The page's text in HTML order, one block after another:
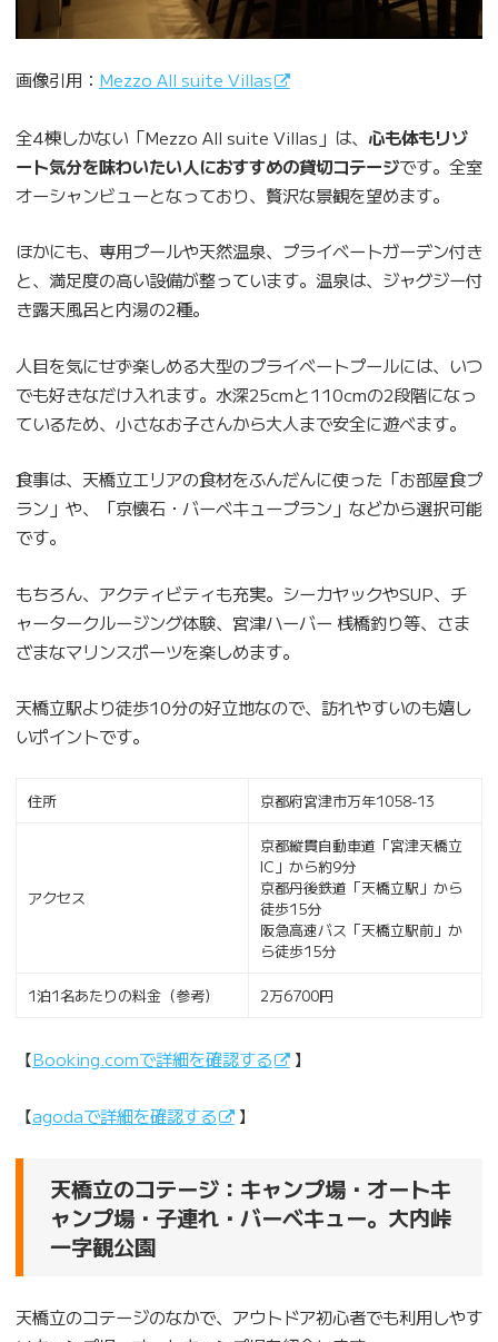
画像引用： Mezzo All suite Villas
全4棟しかない「Mezzo All suite Villas」は、 心も体もリゾ
ート気分を味わいたい人におすすめの貸切コテージです。全室
オーシャンビューとなっており、贅沢な景観を望めます。
ほかにも、専用プールや天然温泉、プライベートガーデン付き
と、満足度の高い設備が整っています。温泉は、ジャグジー付
き露天風呂と内湯の2種。
人目を気にせず楽しめる大型のプライベートプールには、いつ
でも好きなだけ入れます。水深25cmと110cmの2段階になっ
ているため、小さなお子さんから大人まで安全に遊べます。
食事は、天橋立エリアの食材をふんだんに使った「お部屋食プ
ラン」や、「京懐石・バーベキュープラン」などから選択可能
です。
もちろん、アクティビティも充実。シーカヤックやSUP、チ
ャータークルージング体験、宮津ハーバー 桟橋釣り等、さま
ざまなマリンスポーツを楽しめます。
天橋立駅より徒歩10分の好立地なので、訪れやすいのも嬉し
いポイントです。
住所 京都府宮津市万年1058-13
アクセス
京都縦貫自動車道「宮津天橋立
IC」から約9分
京都丹後鉄道「天橋立駅」から
徒歩15分
阪急高速バス「天橋立駅前」か
ら徒歩15分
1泊1名あたりの料金（参考） 2万6700円
【Booking.comで詳細を確認する 】
【agodaで詳細を確認する 】
天橋立のコテージ：キャンプ場・オートキ
ャンプ場・子連れ・バーベキュー。 大内峠
一字観公園
天橋立のコテージのなかで、アウトドア初心者でも利用しやす